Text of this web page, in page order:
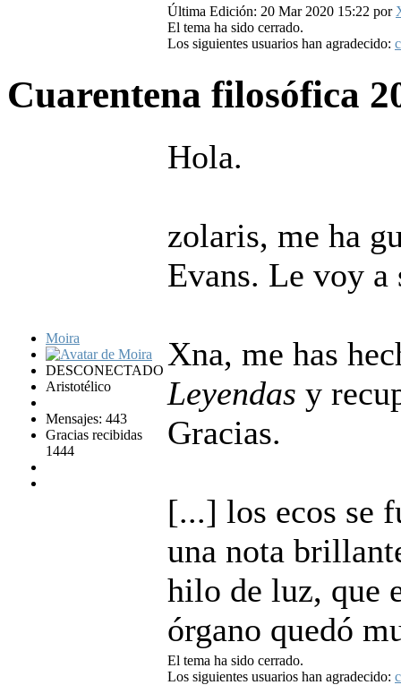
Última Edición: 20 Mar 2020 15:22 por
El tema ha sido cerrado.
Los siguientes usuarios han agradecido:
Cuarentena filosófica
Moira
DESCONECTADO
Aristotélico
Mensajes: 443
Gracias recibidas
1444
Hola.
zolaris, me ha
Evans. Le voy
Xna, me has
Leyendas y
Gracias.
[...] los ecos se
una nota
hilo de luz, que
órgano quedó
El tema ha sido cerrado.
Los siguientes usuarios han agradecido: